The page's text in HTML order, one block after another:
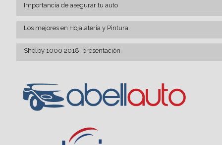
Importancia de asegurar tu auto
Los mejores en Hojalatería y Pintura
Shelby 1000 2018, presentación